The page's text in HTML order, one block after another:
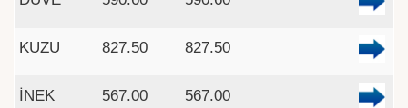
KUZU 827.50 827.50
İNEK 567.00 567.00